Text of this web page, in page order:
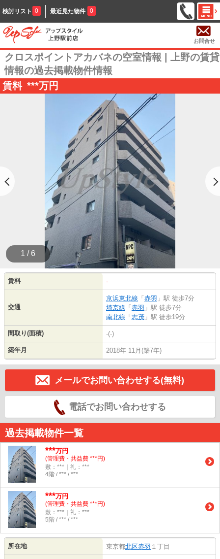
検討リスト 0 最近見た物件 0
お問合せ
クロスポイントアカバネの空室情報 | 上野の賃貸
情報の過去掲載物件情報
賃料 ***万円
1 / 6
賃料 -
交通
京浜東北線 「 赤羽 」駅 徒歩7分
埼京線 「 赤羽 」駅 徒歩7分
南北線 「 志茂 」駅 徒歩19分
間取り(面積) -(-)
築年月 2018年 11月(築7年)
メールでお問い合わせする(無料)
電話でお問い合わせする
過去掲載物件一覧
***万円
(管理費・共益費 ***円)
敷：***｜礼：***
4階 / *** / ***
***万円
(管理費・共益費 ***円)
敷：***｜礼：***
5階 / *** / ***
所在地 東京都北区赤羽 １丁目